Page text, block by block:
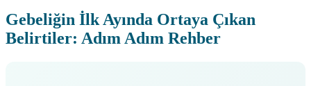
Gebeliğin İlk Ayında Ortaya Çıkan
Belirtiler: Adım Adım Rehber